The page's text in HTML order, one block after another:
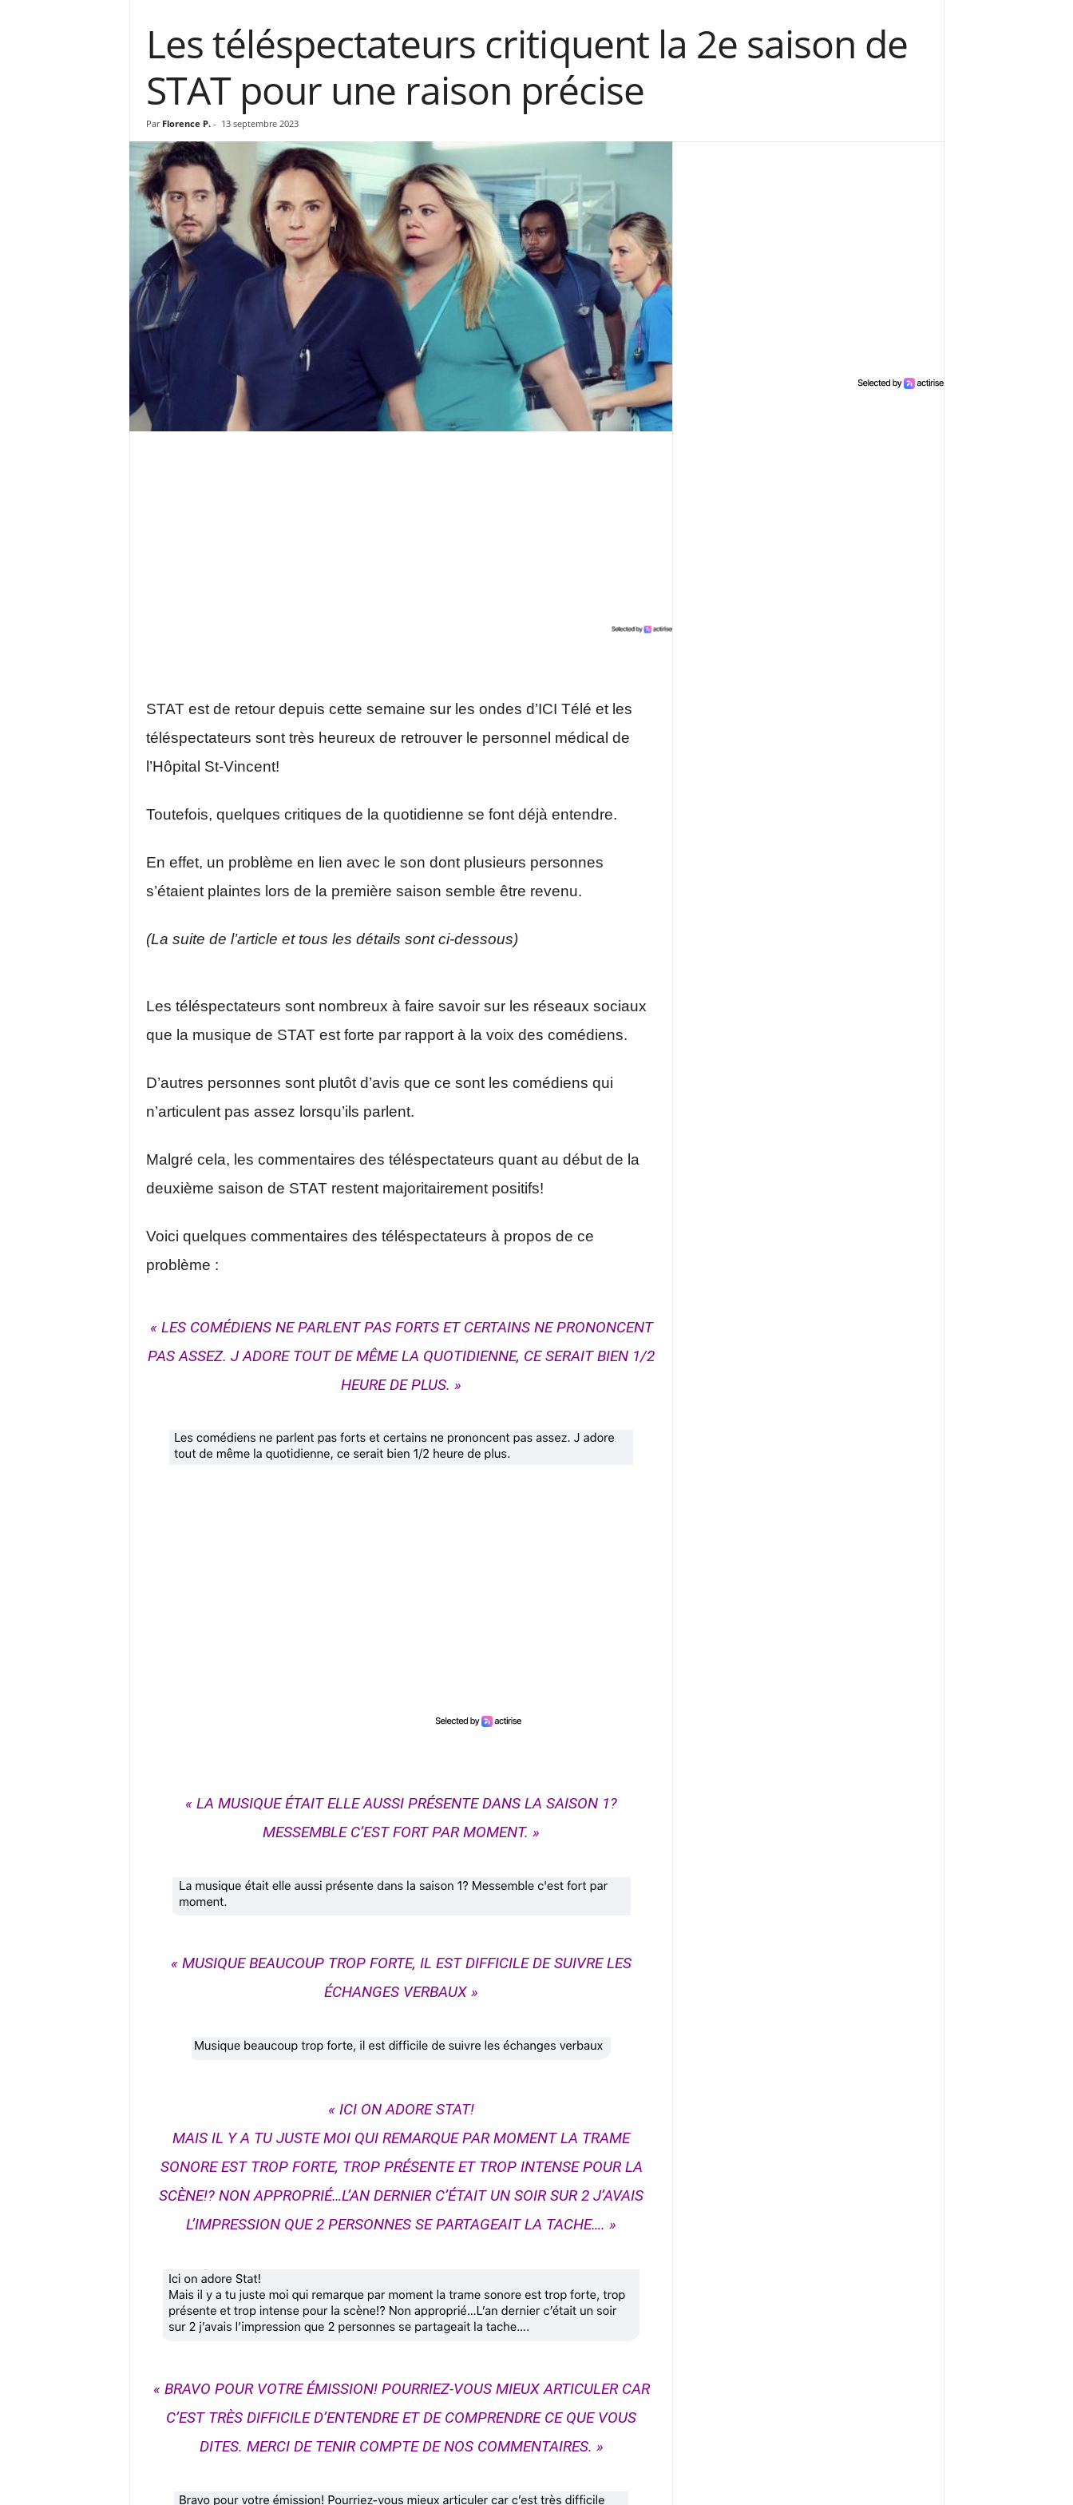
Les téléspectateurs critiquent la 2e saison de
STAT pour une raison précise
Par Florence P. - 13 septembre 2023
STAT est de retour depuis cette semaine sur les ondes d’ICI Télé et les
téléspectateurs sont très heureux de retrouver le personnel médical de
l’Hôpital St-Vincent!
Toutefois, quelques critiques de la quotidienne se font déjà entendre.
En effet, un problème en lien avec le son dont plusieurs personnes
s’étaient plaintes lors de la première saison semble être revenu.
(La suite de l’article et tous les détails sont ci-dessous)
Les téléspectateurs sont nombreux à faire savoir sur les réseaux sociaux
que la musique de STAT est forte par rapport à la voix des comédiens.
D’autres personnes sont plutôt d’avis que ce sont les comédiens qui
n’articulent pas assez lorsqu’ils parlent.
Malgré cela, les commentaires des téléspectateurs quant au début de la
deuxième saison de STAT restent majoritairement positifs!
Voici quelques commentaires des téléspectateurs à propos de ce
problème :
« LES COMÉDIENS NE PARLENT PAS FORTS ET CERTAINS NE PRONONCENT
PAS ASSEZ. J ADORE TOUT DE MÊME LA QUOTIDIENNE, CE SERAIT BIEN 1/2
HEURE DE PLUS. »
« LA MUSIQUE ÉTAIT ELLE AUSSI PRÉSENTE DANS LA SAISON 1?
MESSEMBLE C’EST FORT PAR MOMENT. »
« MUSIQUE BEAUCOUP TROP FORTE, IL EST DIFFICILE DE SUIVRE LES
ÉCHANGES VERBAUX »
« ICI ON ADORE STAT!
MAIS IL Y A TU JUSTE MOI QUI REMARQUE PAR MOMENT LA TRAME
SONORE EST TROP FORTE, TROP PRÉSENTE ET TROP INTENSE POUR LA
SCÈNE!? NON APPROPRIÉ…L’AN DERNIER C’ÉTAIT UN SOIR SUR 2 J’AVAIS
L’IMPRESSION QUE 2 PERSONNES SE PARTAGEAIT LA TACHE…. »
« BRAVO POUR VOTRE ÉMISSION! POURRIEZ-VOUS MIEUX ARTICULER CAR
C’EST TRÈS DIFFICILE D’ENTENDRE ET DE COMPRENDRE CE QUE VOUS
DITES. MERCI DE TENIR COMPTE DE NOS COMMENTAIRES. »